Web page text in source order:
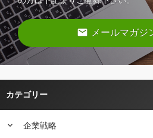
email メールマガジ
カテゴリー
keyboard_arrow_down 企業戦略